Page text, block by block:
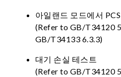
아일랜드 모드에서
(Refer to GB/T34120
GB/T34133 6.3.3)
대기 손실 테스트
(Refer to GB/T34120